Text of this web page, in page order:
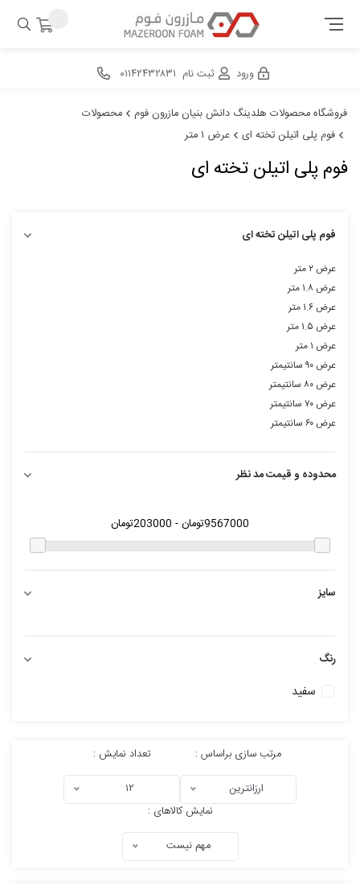
ورود ثبت نام ۰۱۱۴۲۴۳۲۸۳۱
فروشگاه محصولات هلدینگ دانش بنیان مازرون فوم
محصولات
فوم پلی اتیلن تخته ای
عرض ۱ متر
فوم پلی اتیلن تخته ای
فوم پلی اتیلن تخته ای
عرض ۲ متر
عرض ۱.۸ متر
عرض ۱.۶ متر
عرض ۱.۵ متر
عرض ۱ متر
عرض ۹۰ سانتیمتر
عرض ۸۰ سانتیمتر
عرض ۷۰ سانتیمتر
عرض ۶۰ سانتیمتر
محدوده و قیمت مد نظر
سایز
رنگ
سفید
مرتب سازی براساس :
ارزانترین
تعداد نمایش :
۱۲
نمایش کالاهای :
مهم نیست